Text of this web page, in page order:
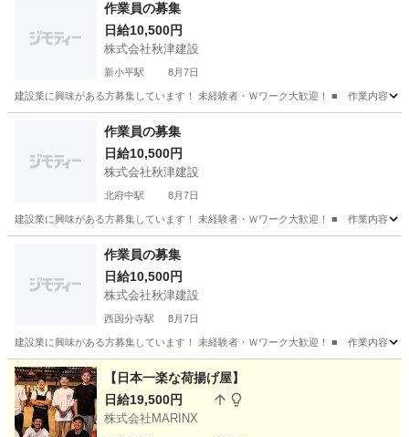
作業員の募集
日給10,500円
株式会社秋津建設
新小平駅 8月7日
建設業に興味がある方募集しています！ 未経験者・Ｗワーク大歓迎！ ■
新小平駅
作業員の募集
日給10,500円
株式会社秋津建設
北府中駅 8月7日
建設業に興味がある方募集しています！ 未経験者・Ｗワーク大歓迎！ ■
北府中駅
作業員の募集
日給10,500円
株式会社秋津建設
西国分寺駅 8月7日
建設業に興味がある方募集しています！ 未経験者・Ｗワーク大歓迎！ ■
東京 国分寺市 西国分寺駅 建築
【日本一楽な荷揚げ屋】
日給19,500円
株式会社MARINX